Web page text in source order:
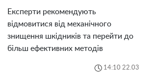
Експерти рекомендують
відмовитися від механічного
знищення шкідників та перейти до
більш ефективних методів
14:10 22.03